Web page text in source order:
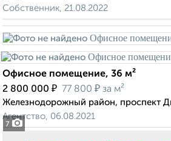
Собственник, 21.08.2022
7
Офисное помещение, 36 м²
2 800 000 ₽ 77 800 ₽ за м²
Железнодорожный район, проспект
Агентство, 06.08.2021